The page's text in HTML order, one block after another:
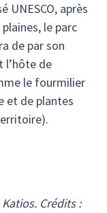
UNESCO, après
le parc
de par son
l’hôte de
le fourmilier
et de plantes
Crédits :